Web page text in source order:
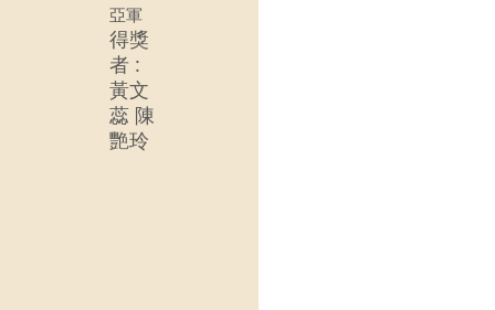
亞軍
得獎
者 :
黃文
蕊 陳
艷玲